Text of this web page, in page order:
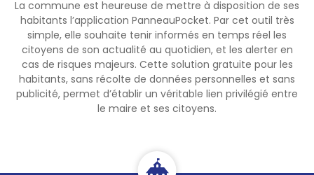
La commune est heureuse de mettre à disposition de ses
habitants l’application PanneauPocket. Par cet outil très
simple, elle souhaite tenir informés en temps réel les
citoyens de son actualité au quotidien, et les alerter en
cas de risques majeurs. Cette solution gratuite pour les
habitants, sans récolte de données personnelles et sans
publicité, permet d’établir un véritable lien privilégié entre
le maire et ses citoyens.